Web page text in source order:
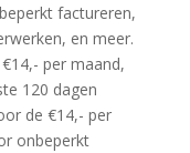
factureren,
en meer.
per maand,
120 dagen
de €14,- per
onbeperkt